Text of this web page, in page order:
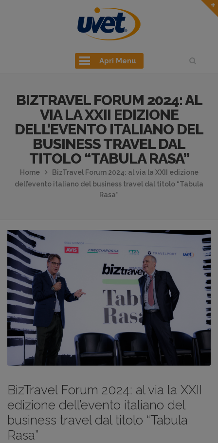
Apri Menu
BIZTRAVEL FORUM 2024: AL
VIA LA XXII EDIZIONE
DELL’EVENTO ITALIANO DEL
BUSINESS TRAVEL DAL
TITOLO “TABULA RASA”
Home
BizTravel Forum 2024: al via la XXII edizione
dell’evento italiano del business travel dal titolo “Tabula
Rasa”
BizTravel Forum 2024: al via la XXII
edizione dell’evento italiano del
business travel dal titolo “Tabula
Rasa”